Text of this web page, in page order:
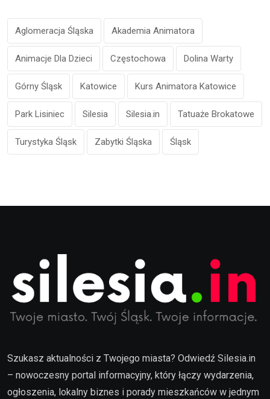
Aglomeracja Śląska Akademia Animatora
Animacje Dla Dzieci Częstochowa Dolina Warty
Górny Śląsk Katowice Kurs Animatora Katowice
Park Lisiniec Silesia Silesia.in Tatuaże Brokatowe
Turystyka Śląsk Zabytki Śląska Śląsk
Szukasz aktualności z Twojego miasta? Odwiedź Silesia.in
– nowoczesny portal informacyjny, który łączy wydarzenia,
ogłoszenia, lokalny biznes i porady mieszkańców w jednym